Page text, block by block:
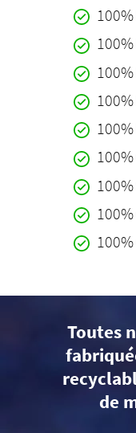
100%
100%
100%
100%
100%
100%
100%
100%
100%
Toutes
de